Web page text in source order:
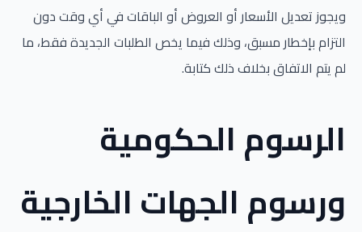
ويجوز تعديل الأسعار أو العروض أو الباقات في أي وقت دون
التزام بإخطار مسبق، وذلك فيما يخص الطلبات الجديدة فقط، ما
لم يتم الاتفاق بخلاف ذلك كتابة.
الرسوم الحكومية
ورسوم الجهات الخارجية